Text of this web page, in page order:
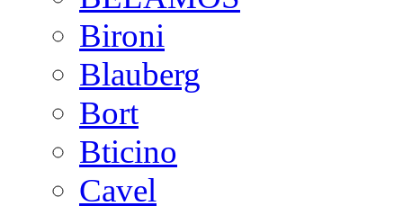
Bironi
Blauberg
Bort
Bticino
Cavel